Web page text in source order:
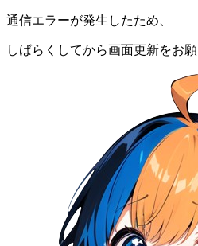
通信エラーが発生したため、
しばらくしてから画面更新をお願